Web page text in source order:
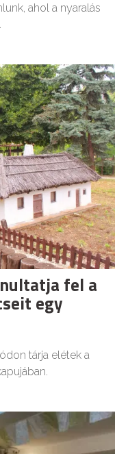
ahol a nyaralás
fel a
egy
tárja elétek a